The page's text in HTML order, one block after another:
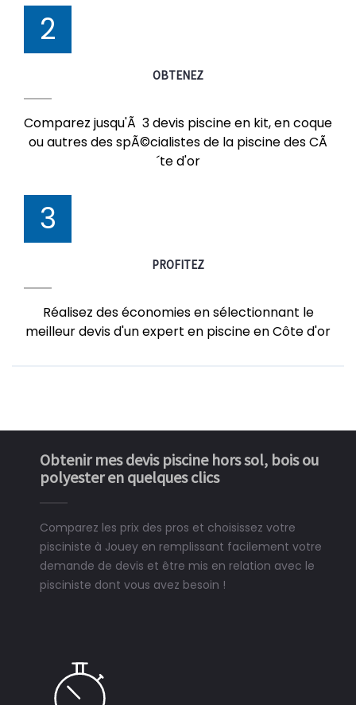
2
OBTENEZ
Comparez jusqu'Ã 3 devis piscine en kit, en coque
ou autres des spÃ©cialistes de la piscine des CÃ
´te d'or
3
PROFITEZ
Réalisez des économies en sélectionnant le
meilleur devis d'un expert en piscine en Côte d'or
Obtenir mes devis piscine hors sol, bois ou
polyester en quelques clics
Comparez les prix des pros et choisissez votre
pisciniste à Jouey en remplissant facilement votre
demande de devis et être mis en relation avec le
pisciniste dont vous avez besoin !